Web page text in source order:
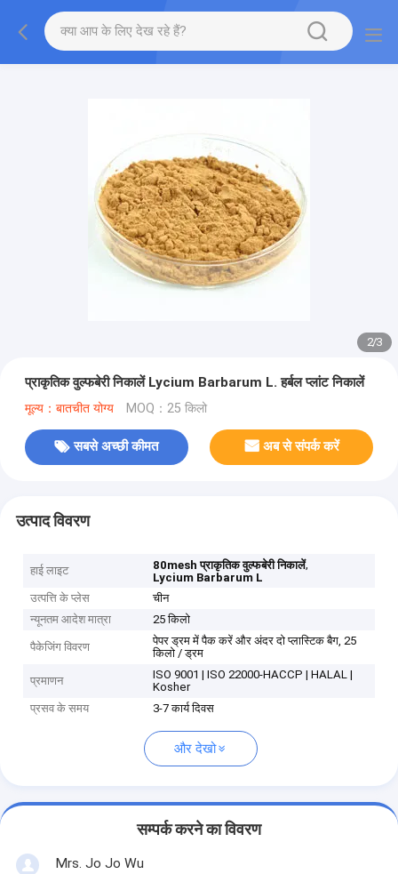
2/3
प्राकृतिक वुल्फबेरी निकालें Lycium Barbarum L. हर्बल प्लांट निकालें
मूल्य：बातचीत योग्य MOQ：25 किलो
सबसे अच्छी कीमत अब से संपर्क करें
उत्पाद विवरण
हाई लाइट 80mesh प्राकृतिक वुल्फबेरी निकालें,
Lycium Barbarum L
उत्पत्ति के प्लेस
चीन
न्यूनतम आदेश मात्रा
25 किलो
पैकेजिंग विवरण
पेपर ड्रम में पैक करें और अंदर दो प्लास्टिक बैग, 25
किलो / ड्रम
प्रमाणन
ISO 9001 | ISO 22000-HACCP | HALAL |
Kosher
प्रसव के समय
3-7 कार्य दिवस
और देखो
सम्पर्क करने का विवरण
Mrs. Jo Jo Wu